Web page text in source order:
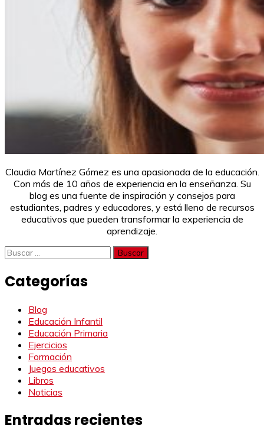
Claudia Martínez Gómez es una apasionada de la educación.
Con más de 10 años de experiencia en la enseñanza. Su
blog es una fuente de inspiración y consejos para
estudiantes, padres y educadores, y está lleno de recursos
educativos que pueden transformar la experiencia de
aprendizaje.
Buscar:
Categorías
Blog
Educación Infantil
Educación Primaria
Ejercicios
Formación
Juegos educativos
Libros
Noticias
Entradas recientes